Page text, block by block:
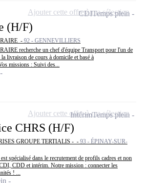
(H/F)
- 92 - GENNEVILLIERS
recherche un chef d'équipe Transport pour l'un de
livraison de cours à domicile et basé à
missions : Suivi des...
CDITemps plein
Ajouter cette offre à ma sélection
CHRS (H/F)
GROUPE TERTIALIS - - 93 - ÉPINAY-SUR-
spécialisé dans le recrutement de profils cadres et non
CDD et intérim. Notre mission : connecter les
! ...
IntérimTemps plein
Ajouter cette offre à ma sélection